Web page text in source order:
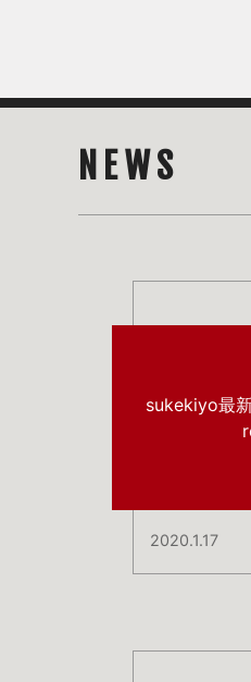
NEWS
sukekiyo最
2020.1.17